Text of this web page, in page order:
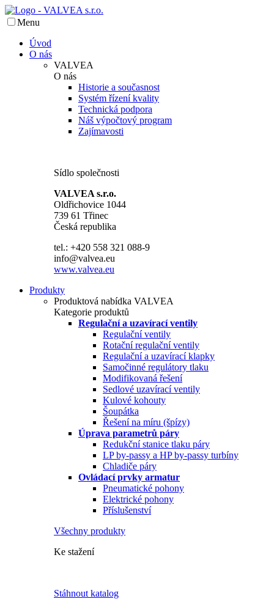
Menu
Úvod
O nás
VALVEA
O nás
Historie a současnost
Systém řízení kvality
Technická podpora
Náš výpočtový program
Zajímavosti
Sídlo společnosti
VALVEA s.r.o.
Oldřichovice 1044
739 61 Třinec
Česká republika
tel.: +420 558 321 088-9
info@valvea.eu
www.valvea.eu
Produkty
Produktová nabídka VALVEA
Kategorie produktů
Regulační a uzavírací ventily
Regulační ventily
Rotační regulační ventily
Regulační a uzavírací klapky
Samočinné regulátory tlaku
Modifikovaná řešení
Sedlové uzavírací ventily
Kulové kohouty
Šoupátka
Řešení na míru (špízy)
Úprava parametrů páry
Redukční stanice tlaku páry
LP by-passy a HP by-passy turbíny
Chladiče páry
Ovládací prvky armatur
Pneumatické pohony
Elektrické pohony
Příslušenství
Všechny produkty
Ke stažení
Stáhnout katalog